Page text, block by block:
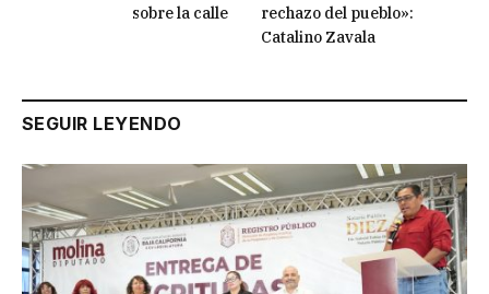
sobre la calle
rechazo del pueblo»:
Catalino Zavala
SEGUIR LEYENDO